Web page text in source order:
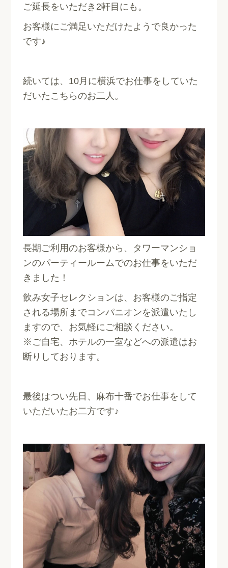
ご延長をいただき2軒目にも。
お客様にご満足いただけたようで良かった
です♪
続いては、10月に横浜でお仕事をしていた
だいたこちらのお二人。
長期ご利用のお客様から、タワーマンショ
ンのパーティールームでのお仕事をいただ
きました！
飲み女子セレクションは、お客様のご指定
される場所までコンパニオンを派遣いたし
ますので、お気軽にご相談ください。
※ご自宅、ホテルの一室などへの派遣はお
断りしております。
最後はつい先日、麻布十番でお仕事をして
いただいたお二方です♪